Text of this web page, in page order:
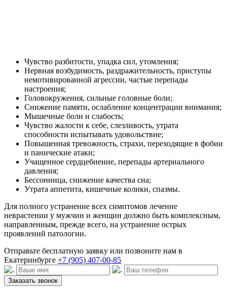
Чувство разбитости, упадка сил, утомления;
Нервная возбудимость, раздражительность, приступы
немотивированной агрессии, частые перепады
настроения;
Головокружения, сильные головные боли;
Снижение памяти, ослабление концентрации внимания;
Мышечные боли и слабость;
Чувство жалости к себе, слезливость, утрата
способности испытывать удовольствие;
Повышенная тревожность, страхи, переходящие в фобии
и панические атаки;
Учащенное сердцебиение, перепады артериального
давления;
Бессонница, снижение качества сна;
Утрата аппетита, кишечные колики, спазмы.
Для полного устранение всех симптомов лечение
неврастении у мужчин и женщин должно быть комплексным,
направленным, прежде всего, на устранение острых
проявлений патологии.
Отправьте бесплатную заявку или позвоните нам в
Екатеринбурге +7 (905) 407-00-85
Заказать звонок